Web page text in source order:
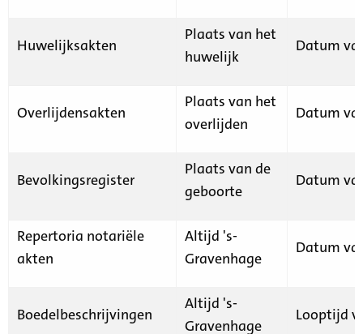
Huwelijksakten
Plaats van het
huwelijk
Datum
Overlijdensakten
Plaats van het
overlijden
Datum
Bevolkingsregister
Plaats van de
geboorte
Datum
Repertoria notariële
akten
Altijd 's-
Gravenhage
Datum
Boedelbeschrijvingen
Altijd 's-
Gravenhage
Looptijd